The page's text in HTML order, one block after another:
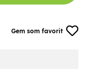
Gem som favorit